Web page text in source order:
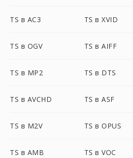
TS в AC3 TS в XVID
TS в OGV TS в AIFF
TS в MP2 TS в DTS
TS в AVCHD TS в ASF
TS в M2V TS в OPUS
TS в AMB TS в VOC